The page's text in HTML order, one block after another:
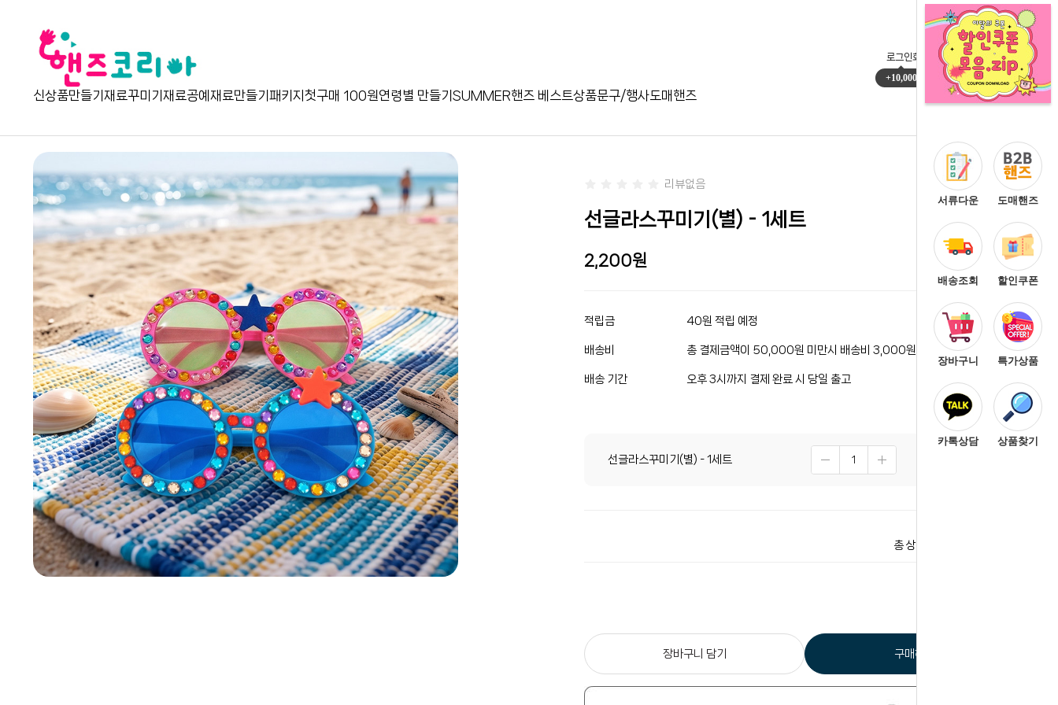
로그인회원가입
+10,000
마이페이지 주문배송
신상품만들기재료꾸미기재료공예재료만들기패키지 첫구매 100원연령별 만들기 SUMMER핸즈 베스트상품문구/행사도매핸즈 0
서류다운 도매핸즈
배송조회 할인쿠폰
장바구니 특가상품
카톡상담 상품찾기
리뷰없음
선글라스꾸미기(별) - 1세트
2,200
적립금 40원 적립 예정
배송비 총 결제금액이 50,000원 미만시 배송비 3,000원이 청구됩니다.
배송 기간 오후 3시까지 결제 완료 시 당일 출고
선글라스꾸미기(별) - 1세트
총 상품 금액
장바구니 담기 구매하기